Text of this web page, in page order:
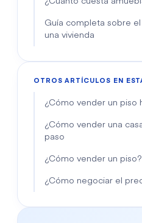
Guía completa sobre
una vivienda
OTROS ARTÍCULOS EN
¿Cómo vender un piso
¿Cómo vender una
paso
¿Cómo vender un
¿Cómo negociar el